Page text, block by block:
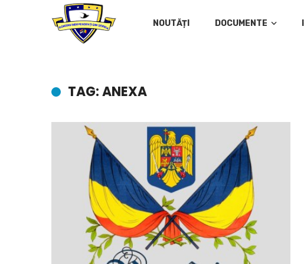
NOUTĂȚI DOCUMENTE
TAG: ANEXA